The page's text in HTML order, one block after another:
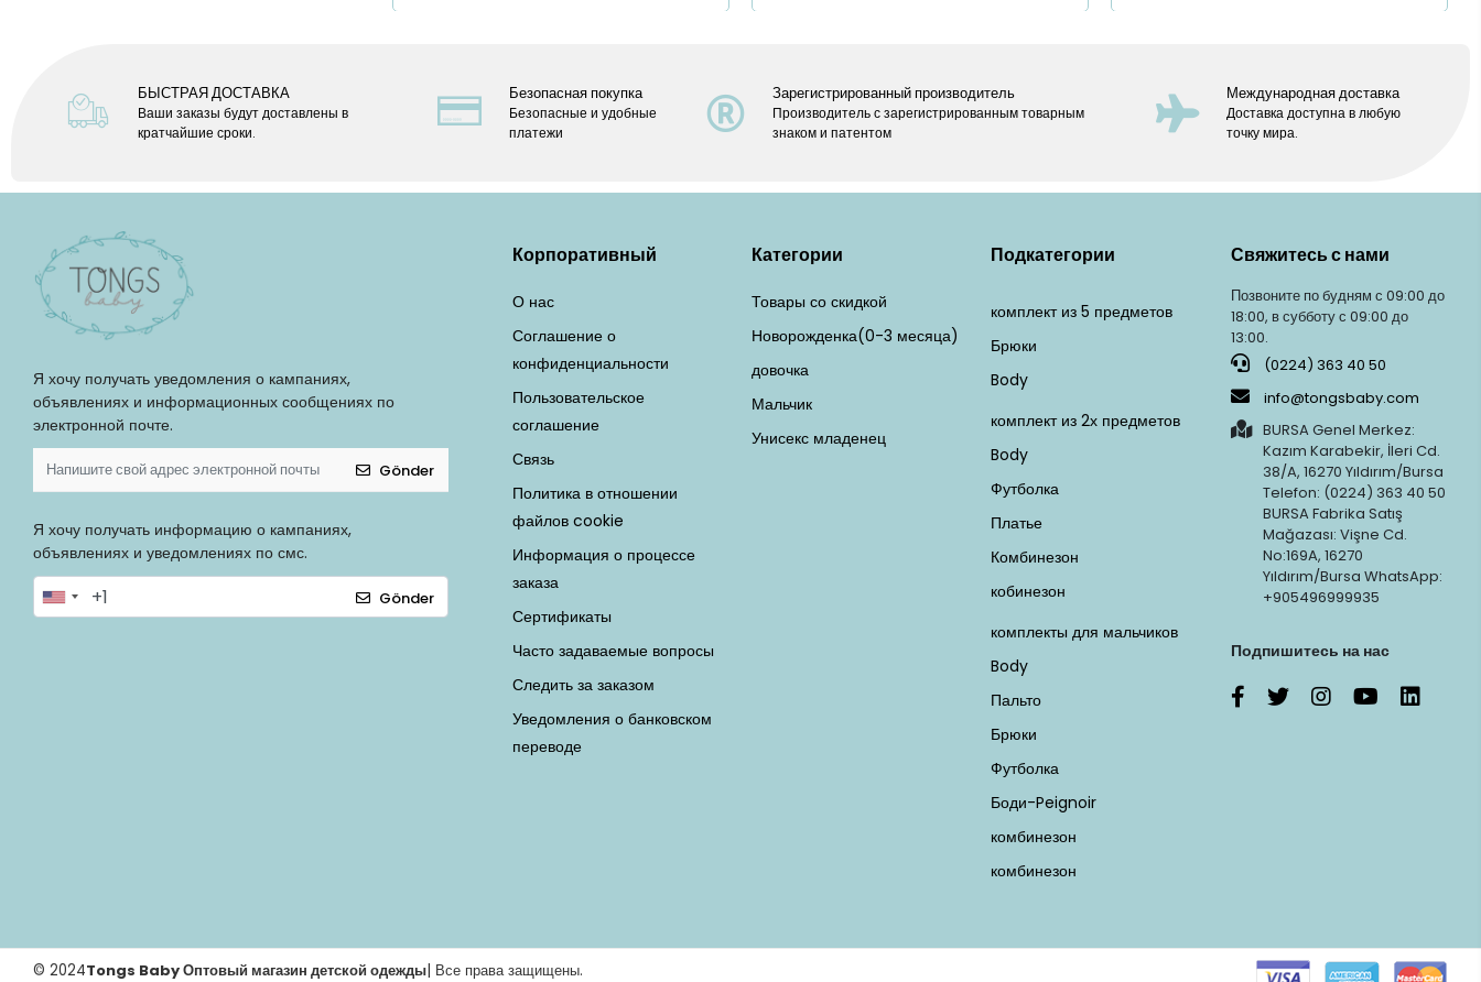
БЫСТРАЯ ДОСТАВКА
Ваши заказы будут доставлены в
кратчайшие сроки.
Безопасная покупка
Безопасные и удобные
платежи
Зарегистрированный производитель
Производитель с зарегистрированным товарным
знаком и патентом
Международная доставка
Доставка доступна в любую
точку мира.
Я хочу получать уведомления о кампаниях,
объявлениях и информационных сообщениях по
электронной почте.
Gönder
Я хочу получать информацию о кампаниях,
объявлениях и уведомлениях по смс.
Gönder
Корпоративный
О нас
Соглашение о
конфиденциальности
Пользовательское
соглашение
Связь
Политика в отношении
файлов cookie
Информация о процессе
заказа
Сертификаты
Часто задаваемые вопросы
Следить за заказом
Уведомления о банковском
переводе
Категории
Товары со скидкой
Новорожденка(0-3 месяца)
довочка
Мальчик
Унисекс младенец
Подкатегории
комплект из 5 предметов
Брюки
Body
комплект из 2х предметов
Body
Футболка
Платье
Комбинезон
кобинезон
комплекты для мальчиков
Body
Пальто
Брюки
Футболка
Боди-Peignoir
комбинезон
комбинезон
Свяжитесь с нами
Позвоните по будням с 09:00 до
18:00, в субботу с 09:00 до
13:00.
(0224) 363 40 50
info@tongsbaby.com
BURSA Genel Merkez:
Kazım Karabekir, İleri Cd.
38/A, 16270 Yıldırım/Bursa
Telefon: (0224) 363 40 50
BURSA Fabrika Satış
Mağazası: Vişne Cd.
No:169A, 16270
Yıldırım/Bursa WhatsApp:
+905496999935
Подпишитесь на нас
© 2024Tongs Baby Оптовый магазин детской одежды | Все права защищены.